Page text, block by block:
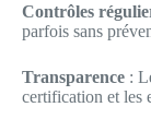
Contrôles
parfois sans
Transparence :
certification et les